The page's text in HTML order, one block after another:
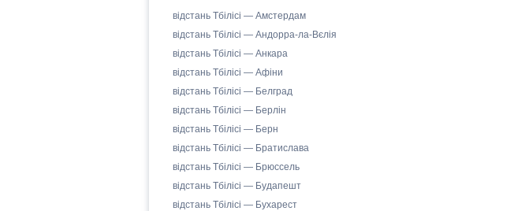
відстань Тбілісі — Амстердам
відстань Тбілісі — Андорра-ла-Вєлія
відстань Тбілісі — Анкара
відстань Тбілісі — Афіни
відстань Тбілісі — Белград
відстань Тбілісі — Берлін
відстань Тбілісі — Берн
відстань Тбілісі — Братислава
відстань Тбілісі — Брюссель
відстань Тбілісі — Будапешт
відстань Тбілісі — Бухарест